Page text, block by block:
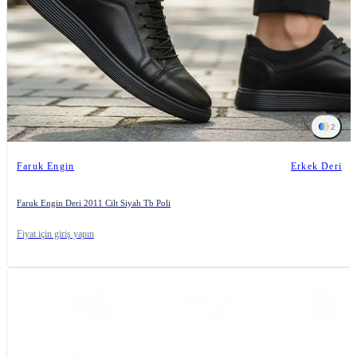
2
Faruk Engin Erkek Deri
Faruk Engin Deri 2011 Cilt Siyah Tb Poli
Fiyat için giriş yapın